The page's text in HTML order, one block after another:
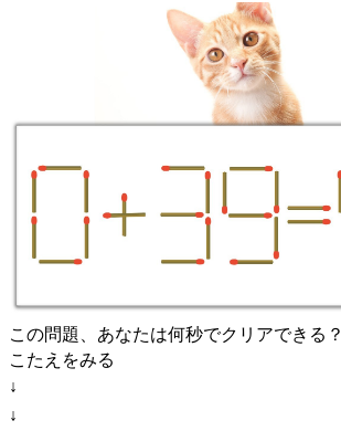
この問題、あなたは何秒でクリアできる？
こたえをみる
↓
↓